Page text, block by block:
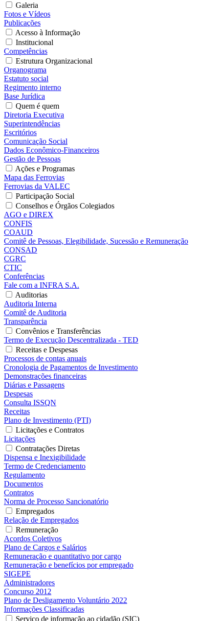
Galeria
Fotos e Vídeos
Publicações
Acesso à Informação
Institucional
Competências
Estrutura Organizacional
Organograma
Estatuto social
Regimento interno
Base Jurídica
Quem é quem
Diretoria Executiva
Superintendências
Escritórios
Comunicação Social
Dados Econômico-Financeiros
Gestão de Pessoas
Ações e Programas
Mapa das Ferrovias
Ferrovias da VALEC
Participação Social
Conselhos e Órgãos Colegiados
AGO e DIREX
CONFIS
COAUD
Comitê de Pessoas, Elegibilidade, Sucessão e Remuneração
CONSAD
CGRC
CTIC
Conferências
Fale com a INFRA S.A.
Auditorias
Auditoria Interna
Comitê de Auditoria
Transparência
Convênios e Transferências
Termo de Execução Descentralizada - TED
Receitas e Despesas
Processos de contas anuais
Cronologia de Pagamentos de Investimento
Demonstrações financeiras
Diárias e Passagens
Despesas
Consulta ISSQN
Receitas
Plano de Investimento (PTI)
Licitações e Contratos
Licitações
Contratações Diretas
Dispensa e Inexigibilidade
Termo de Credenciamento
Regulamento
Documentos
Contratos
Norma de Processo Sancionatório
Empregados
Relação de Empregados
Remuneração
Acordos Coletivos
Plano de Cargos e Salários
Remuneração e quantitativo por cargo
Remuneração e benefícios por empregado
SIGEPE
Administradores
Concurso 2012
Plano de Desligamento Voluntário 2022
Informações Classificadas
Serviço de informação ao cidadão (SIC)